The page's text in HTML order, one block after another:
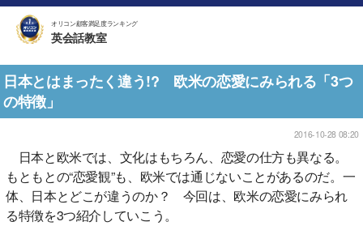
オリコン顧客満足度ランキング
英会話教室
日本とはまったく違う!? 欧米の恋愛にみられる「3つ
の特徴」
2016-10-28 08:20
日本と欧米では、文化はもちろん、恋愛の仕方も異なる。
もともとの“恋愛観”も、欧米では通じないことがあるのだ。一
体、日本とどこが違うのか？ 今回は、欧米の恋愛にみられ
る特徴を3つ紹介していこう。